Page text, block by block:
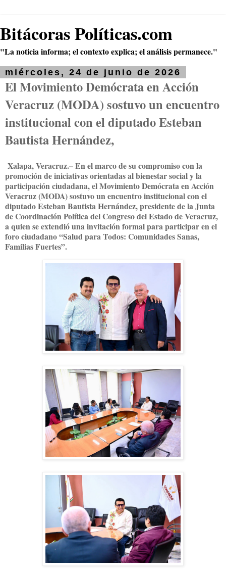
Bitácoras Políticas.com
"La noticia informa; el contexto explica; el análisis permanece."
miércoles, 24 de junio de 2026
El Movimiento Demócrata en Acción
Veracruz (MODA) sostuvo un encuentro
institucional con el diputado Esteban
Bautista Hernández,
Xalapa, Veracruz.– En el marco de su compromiso con la
promoción de iniciativas orientadas al bienestar social y la
participación ciudadana, el Movimiento Demócrata en Acción
Veracruz (MODA) sostuvo un encuentro institucional con el
diputado Esteban Bautista Hernández, presidente de la Junta
de Coordinación Política del Congreso del Estado de Veracruz,
a quien se extendió una invitación formal para participar en el
foro ciudadano “Salud para Todos: Comunidades Sanas,
Familias Fuertes”.